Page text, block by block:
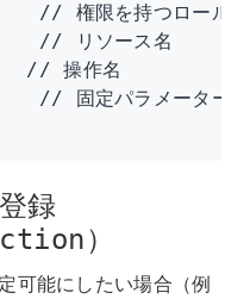
// 権限を持つロール
// リソース名
// 操作名
// 固定パラメーター
録
）
可能にしたい場合（例